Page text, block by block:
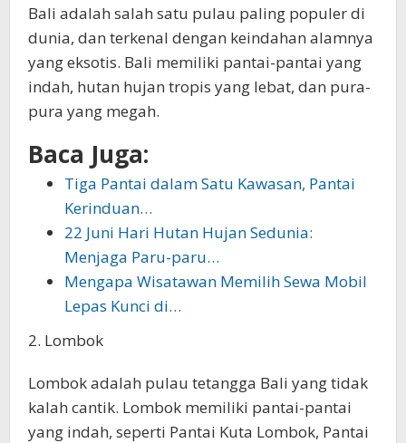
Bali adalah salah satu pulau paling populer di
dunia, dan terkenal dengan keindahan alamnya
yang eksotis. Bali memiliki pantai-pantai yang
indah, hutan hujan tropis yang lebat, dan pura-
pura yang megah.
Baca Juga:
Tiga Pantai dalam Satu Kawasan, Pantai
Kerinduan…
22 Juni Hari Hutan Hujan Sedunia:
Menjaga Paru-paru…
Mengapa Wisatawan Memilih Sewa Mobil
Lepas Kunci di…
2. Lombok
Lombok adalah pulau tetangga Bali yang tidak
kalah cantik. Lombok memiliki pantai-pantai
yang indah, seperti Pantai Kuta Lombok, Pantai